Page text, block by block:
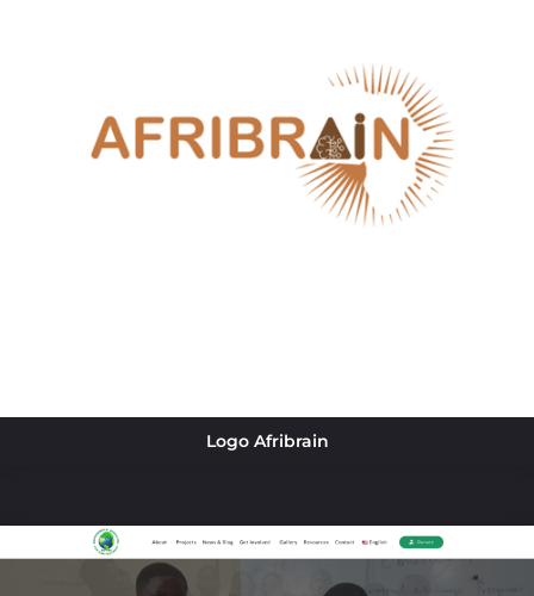
Logo Afribrain